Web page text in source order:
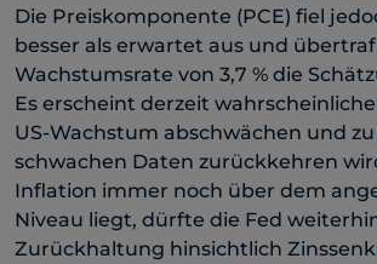
Die Preiskomponente (PCE) fiel
besser als erwartet aus und
Wachstumsrate von 3,7 % die
Es erscheint derzeit
US-Wachstum abschwächen und
schwachen Daten zurückkehren
Inflation immer noch über dem
Niveau liegt, dürfte die Fed
Zurückhaltung hinsichtlich